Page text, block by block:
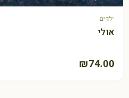
ילדים
אולי
₪74.00